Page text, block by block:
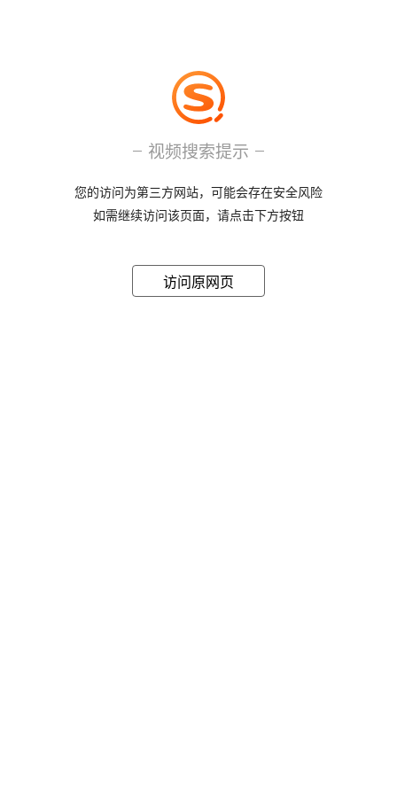
视频搜索提示
您的访问为第三方网站，可能会存在安全风险
如需继续访问该页面，请点击下方按钮
访问原网页